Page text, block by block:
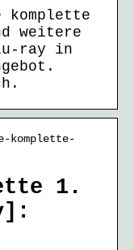
komplette
weitere
ray in
komplette-
1.